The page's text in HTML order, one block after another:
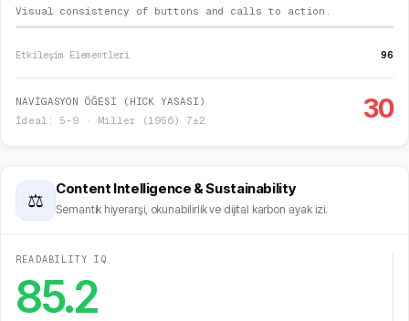
Visual consistency of buttons and calls to action.
Etkileşim Elementleri 96
NAVİGASYON ÖĞESİ (HICK YASASI)
İdeal: 5–9 · Miller (1956) 7±2
30
⚖
Content Intelligence & Sustainability
Semantik hiyerarşi, okunabilirlik ve dijital karbon ayak izi.
READABILITY IQ
85.2